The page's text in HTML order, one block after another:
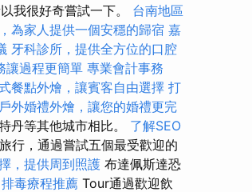
我很好奇嘗試一下。 台南地區
為家人提供一個安穩的歸宿 嘉
牙科診所，提供全方位的口腔
讓過程更簡單 專業會計事務
餐點外燴，讓賓客自由選擇 打
戶外婚禮外燴，讓您的婚禮更完
丹等其他城市相比。 了解SEO
行，通過嘗試五個最受歡迎的
，提供周到照護 布達佩斯達恐
毒療程推薦 Tour通過歡迎飲